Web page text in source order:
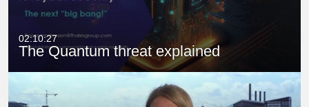
02:10:27
The Quantum threat explained